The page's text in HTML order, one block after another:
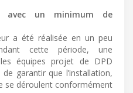
un minimum de
a été réalisée en un peu
cette période, une
équipes projet de DPD
garantir que l’installation,
se déroulent conformément